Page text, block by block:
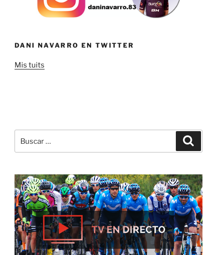
DANI NAVARRO EN TWITTER
Mis tuits
por: